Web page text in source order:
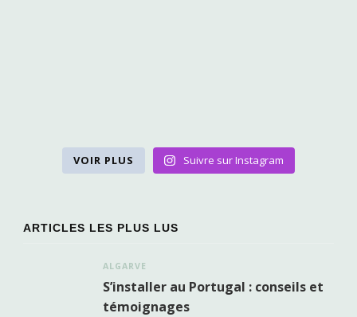
VOIR PLUS Suivre sur Instagram
ARTICLES LES PLUS LUS
ALGARVE
S’installer au Portugal : conseils et
témoignages